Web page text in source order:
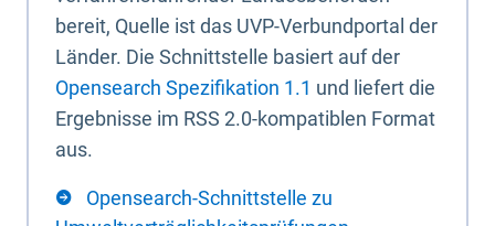
bereit, Quelle ist das UVP-Verbundportal der
Länder. Die Schnittstelle basiert auf der
Opensearch Spezifikation 1.1 und liefert die
Ergebnisse im RSS 2.0-kompatiblen Format
aus.
Opensearch-Schnittstelle zu